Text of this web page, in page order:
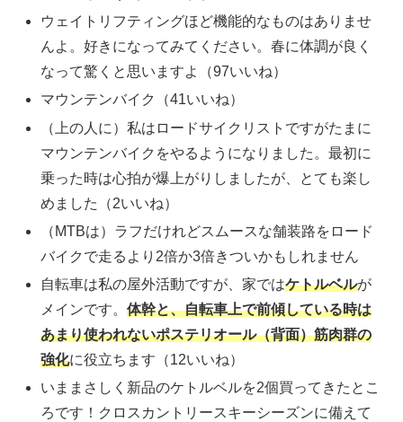
ウェイトリフティングほど機能的なものはありませ
んよ。好きになってみてください。春に体調が良く
なって驚くと思いますよ（97いいね）
マウンテンバイク（41いいね）
（上の人に）私はロードサイクリストですがたまに
マウンテンバイクをやるようになりました。最初に
乗った時は心拍が爆上がりしましたが、とても楽し
めました（2いいね）
（MTBは）ラフだけれどスムースな舗装路をロード
バイクで走るより2倍か3倍きついかもしれません
自転車は私の屋外活動ですが、家ではケトルベルが
メインです。体幹と、自転車上で前傾している時は
あまり使われないポステリオール（背面）筋肉群の
強化に役立ちます（12いいね）
いままさしく新品のケトルベルを2個買ってきたとこ
ろです！クロスカントリースキーシーズンに備えて